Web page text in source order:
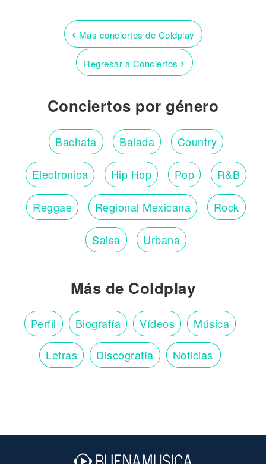
‹ Más conciertos de Coldplay
Regresar a Conciertos ›
Conciertos por género
Bachata Balada Country
Electronica Hip Hop Pop R&B
Reggae Regional Mexicana Rock
Salsa Urbana
Más de Coldplay
Perfil Biografía Vídeos Música
Letras Discografía Noticias